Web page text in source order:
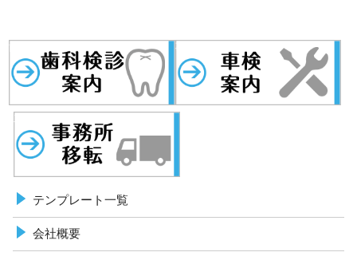
事務所移転
車検案内
テンプレート一覧
会社概要